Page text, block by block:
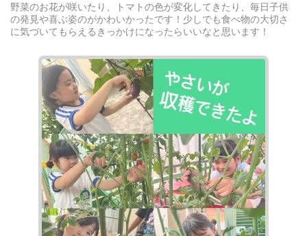
野菜のお花が咲いたり、トマトの色が変化してきたり、毎日子供
の発見や喜ぶ姿のがかわいかったです！少しでも食べ物の大切さ
に気づいてもらえるきっかけになったらいいなと思います！